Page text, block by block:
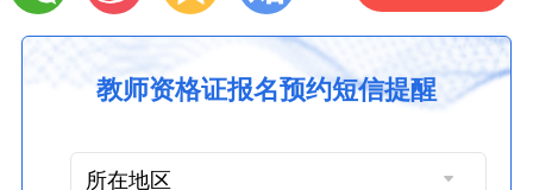
教师资格证报名预约短信提醒